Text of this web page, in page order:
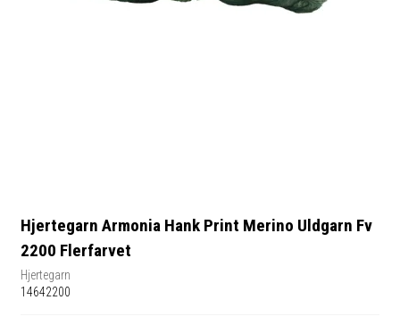
Hjertegarn Armonia Hank Print Merino Uldgarn Fv
2200 Flerfarvet
Hjertegarn
14642200